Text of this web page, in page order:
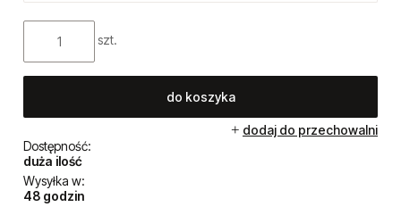
szt.
do koszyka
dodaj do przechowalni
Dostępność:
duża ilość
Wysyłka w:
48 godzin